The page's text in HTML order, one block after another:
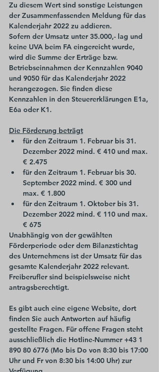
Zu diesem Wert sind sonstige Leistungen
der Zusammenfassenden Meldung für das
Kalenderjahr 2022 zu addieren.
Sofern der Umsatz unter 35.000,- lag und
keine UVA beim FA eingereicht wurde,
wird die Summe der Erträge bzw.
Betriebseinnahmen der Kennzahlen 9040
und 9050 für das Kalenderjahr 2022
herangezogen. Sie finden diese
Kennzahlen in den Steuererklärungen E1a,
E6a oder K1.
Die Förderung beträgt
für den Zeitraum 1. Februar bis 31.
Dezember 2022 mind. € 410 und max.
€ 2.475
für den Zeitraum 1. Februar bis 30.
September 2022 mind. € 300 und
max. € 1.800
für den Zeitraum 1. Oktober bis 31.
Dezember 2022 mind. € 110 und max.
€ 675
Unabhängig von der gewählten
Förderperiode oder dem Bilanzstichtag
des Unternehmens ist der Umsatz für das
gesamte Kalenderjahr 2022 relevant.
Freiberufler sind beispielsweise nicht
antragsberechtigt.
Es gibt auch eine eigene Website, dort
finden Sie auch Antworten auf häufig
gestellte Fragen. Für offene Fragen steht
ausschließlich die Hotline-Nummer +43 1
890 80 6776 (Mo bis Do von 8:30 bis 17:00
Uhr und Fr von 8:30 bis 14:00 Uhr) zur